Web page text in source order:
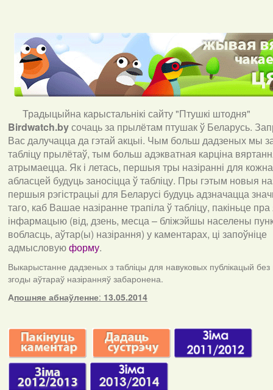
Традыцыйна карыстальнікі сайту "Птушкі штодня"
Birdwatch.byсочаць за прылётам птушак ў Беларусь.
Вас далучацца да гэтай акцыі. Чым больш дадзеных мы
табліцу прылётаў, тым больш адэкватная карціна
атрымаецца. Як і летась, першыя тры назіранні для
абласцей будуць заносіцца ў табліцу. Пры гэтым новыя
першыя рэгістрацыі для Беларусі будуць адзначацца
таго, каб Вашае назіранне трапіла ў табліцу, пакіньце пра
інфармацыю (від, дзень, месца – бліжэйшы населены
вобласць, аўтар(ы) назірання) у каментарах, ці запоўніце
адмысловуюформу.
Выкарыстанне дадзеных з табліцы для навуковых публікацый без
згоды аўтараў назіранняў забаронена.
Апошняе абнаўленне: 13.05.2014